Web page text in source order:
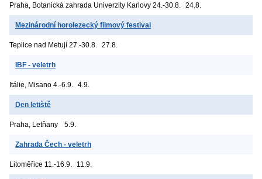
Praha, Botanická zahrada Univerzity Karlovy 24.-30.8. 24.8.
Mezinárodní horolezecký filmový festival
Teplice nad Metují 27.-30.8. 27.8.
IBF - veletrh
Itálie, Misano 4.-6.9. 4.9.
Den letiště
Praha, Letňany 5.9.
Zahrada Čech - veletrh
Litoměřice 11.-16.9. 11.9.